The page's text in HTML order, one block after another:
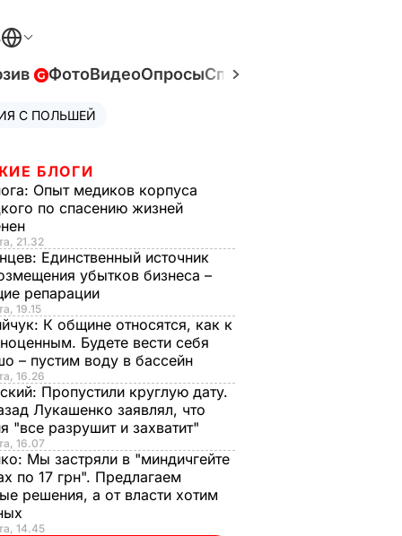
ФотоВидеоОпросыСпецпроекты
С ПОЛЬШЕЙ
БЛОГИ
Опыт медиков корпуса
по спасению жизней
21.32
Единственный источник
убытков бизнеса –
репарации
19.15
К общине относятся, как к
Будете вести себя
– пустим воду в бассейн
16.26
Пропустили круглую дату.
Лукашенко заявлял, что
"все разрушит и захватит"
16.07
Мы застряли в "миндичгейте
по 17 грн". Предлагаем
решения, а от власти хотим
14.45